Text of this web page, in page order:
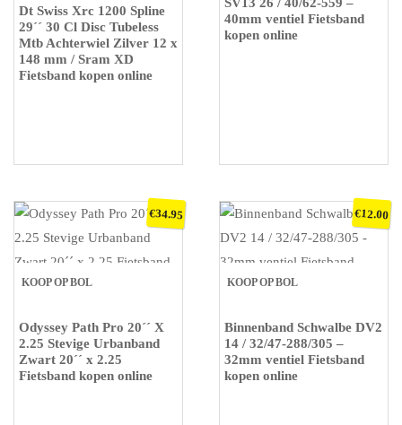
Dt Swiss Xrc 1200 Spline
29´´ 30 Cl Disc Tubeless
Mtb Achterwiel Zilver 12 x
148 mm / Sram XD
Fietsband kopen online
40mm ventiel Fietsband
kopen online
KOOP OP BOL
Odyssey Path Pro 20´´ X
2.25 Stevige Urbanband
Zwart 20´´ x 2.25
Fietsband kopen online
€34.95
KOOP OP BOL
Binnenband Schwalbe DV2
14 / 32/47-288/305 –
32mm ventiel Fietsband
kopen online
€12.00